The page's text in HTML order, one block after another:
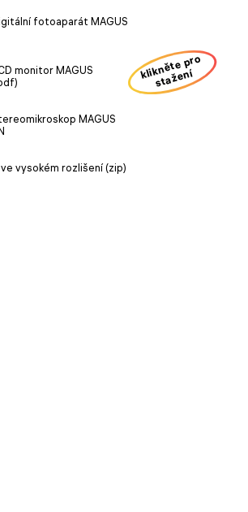
fotoaparát MAGUS
monitor MAGUS
MAGUS
vysokém rozlišení (zip)
klikněte pro
stažení